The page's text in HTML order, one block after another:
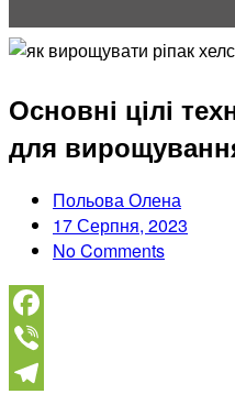
Основні цілі
для
Польова Олена
17 Серпня, 2023
No Comments
Facebook
Viber